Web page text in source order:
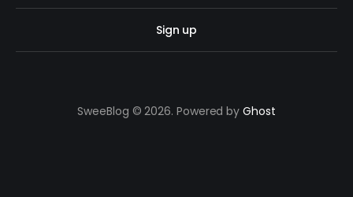
Sign up
SweeBlog © 2026. Powered byGhost